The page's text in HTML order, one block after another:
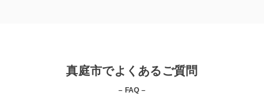
真庭市でよくあるご質問
– FAQ –